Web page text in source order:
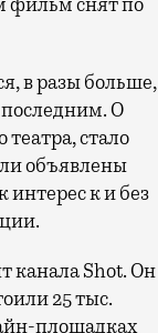
в разы больше,
О
стало
объявлены
к и без
канала Shot. Он
25 тыс.
площадках